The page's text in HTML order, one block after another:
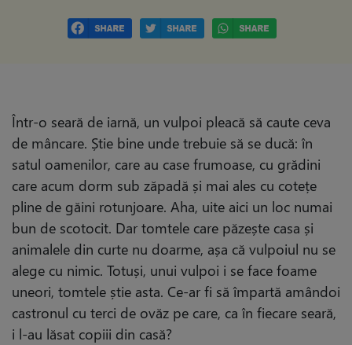
Într-o seară de iarnă, un vulpoi pleacă să caute ceva
de mâncare. Știe bine unde trebuie să se ducă: în
satul oamenilor, care au case frumoase, cu grădini
care acum dorm sub zăpadă și mai ales cu cotețe
pline de găini rotunjoare. Aha, uite aici un loc numai
bun de scotocit. Dar tomtele care păzește casa și
animalele din curte nu doarme, așa că vulpoiul nu se
alege cu nimic. Totuși, unui vulpoi i se face foame
uneori, tomtele știe asta. Ce-ar fi să împartă amândoi
castronul cu terci de ovăz pe care, ca în fiecare seară,
i l-au lăsat copiii din casă?